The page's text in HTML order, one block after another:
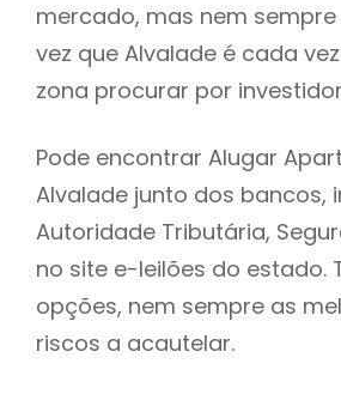
mercado, mas nem
vez que Alvalade é cada
zona procurar por
Pode encontrar Alugar
Alvalade junto dos bancos,
Autoridade Tributária,
no site e-leilões do estado.
opções, nem sempre as
riscos a acautelar.